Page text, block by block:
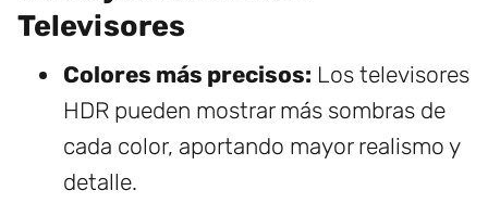
Televisores
Colores más precisos: Los televisores
HDR pueden mostrar más sombras de
cada color, aportando mayor realismo y
detalle.